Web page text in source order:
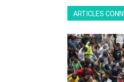
ARTICLES